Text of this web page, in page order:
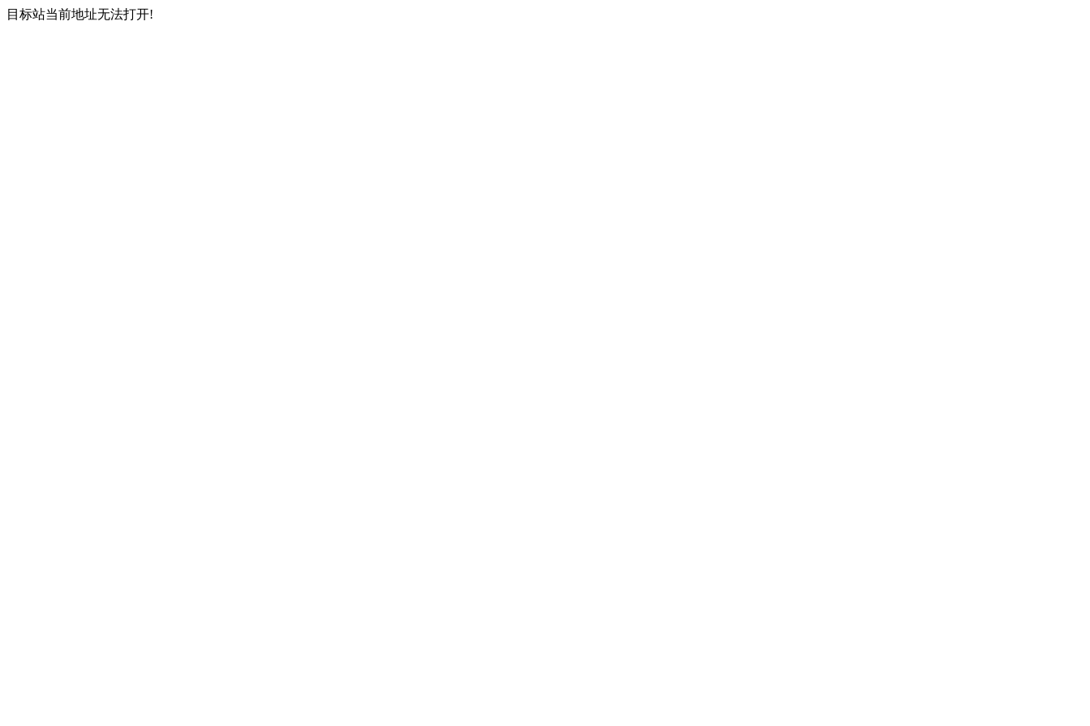
目标站当前地址无法打开!